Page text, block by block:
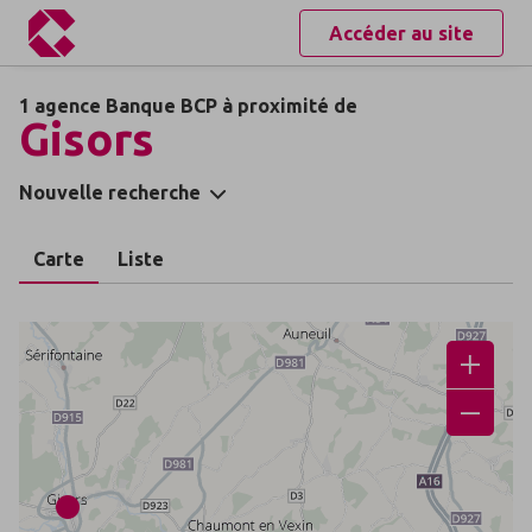
Accéder au site
1 agence Banque BCP à proximité de
Gisors
Nouvelle recherche
Carte Liste